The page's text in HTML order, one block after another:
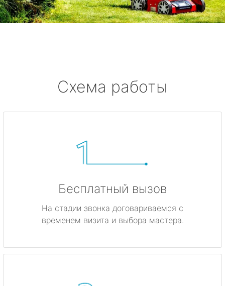
Схема работы
Бесплатный вызов
На стадии звонка договариваемся с
временем визита и выбора мастера.